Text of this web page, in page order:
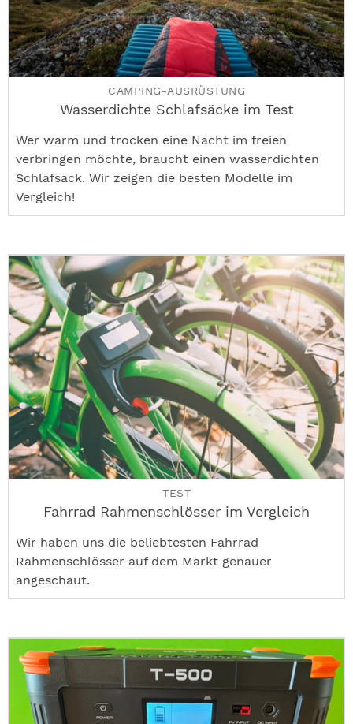
CAMPING-AUSRÜSTUNG
Wasserdichte Schlafsäcke im Test
Wer warm und trocken eine Nacht im freien
verbringen möchte, braucht einen wasserdichten
Schlafsack. Wir zeigen die besten Modelle im
Vergleich!
TEST
Fahrrad Rahmenschlösser im Vergleich
Wir haben uns die beliebtesten Fahrrad
Rahmenschlösser auf dem Markt genauer
angeschaut.